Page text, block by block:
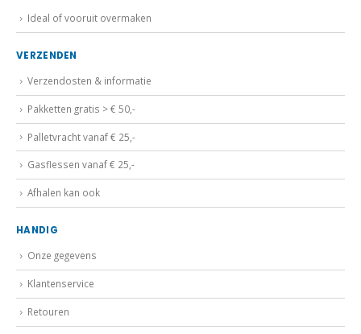
Ideal of vooruit overmaken
VERZENDEN
Verzendosten & informatie
Pakketten gratis > € 50,-
Palletvracht vanaf € 25,-
Gasflessen vanaf € 25,-
Afhalen kan ook
HANDIG
Onze gegevens
Klantenservice
Retouren